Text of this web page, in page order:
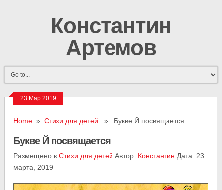
Константин
Артемов
23 Мар 2019
Home »Стихи для детей » Букве Й посвящается
Букве Й посвящается
Размещено вСтихи для детей Автор: Константин Дата: 23
марта, 2019